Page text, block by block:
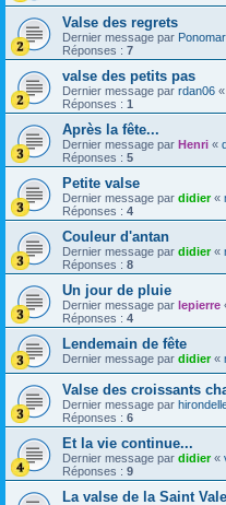
Valse des regrets
Dernier message par
Réponses : 7
valse des petits pas
Dernier message par rdan06 «
Réponses : 1
Après la fête...
Dernier message par Henri «
Réponses : 5
Petite valse
Dernier message par didier«
Réponses : 4
Couleur d'antan
Dernier message par didier«
Réponses : 8
Un jour de pluie
Dernier message par lepierre
Réponses : 4
Lendemain de fête
Dernier message par didier«
Valse des croissants
Dernier message par
Réponses : 6
Et la vie continue...
Dernier message par didier«
Réponses : 9
La valse de la Saint